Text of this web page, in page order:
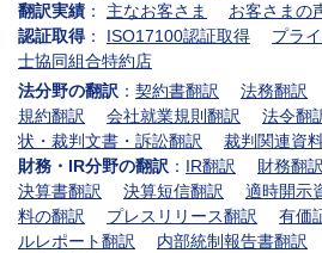
翻訳実績 ： 主なお客さま お客さまの
認証取得 ： ISO17100認証取得 プラ
士協同組合特約店
法分野の翻訳 ： 契約書翻訳 法務翻訳
規約翻訳
会社就業規則翻訳 法令翻
状・裁判文書・訴訟翻訳
裁判関連資
財務・IR分野の翻訳 ： IR翻訳 財務翻訳
決算書翻訳
決算短信翻訳 適時開示
料の翻訳
プレスリリース翻訳 有価
ルレポート翻訳
内部統制報告書翻訳